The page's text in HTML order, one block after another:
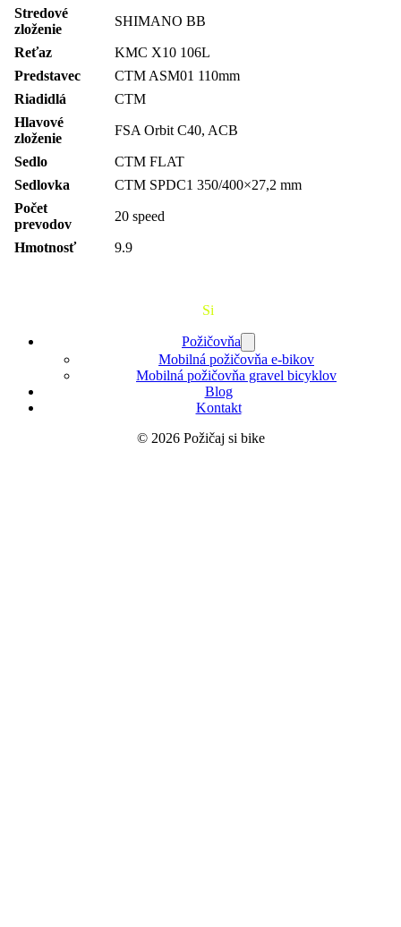
Stredové
zloženie
SHIMANO BB
Reťaz
KMC X10 106L
Predstavec
CTM ASM01 110mm
Riadidlá
CTM
Hlavové
zloženie
FSA Orbit C40, ACB
Sedlo
CTM FLAT
Sedlovka
CTM SPDC1 350/400×27,2 mm
Počet
prevodov
20 speed
Hmotnosť 9.9
Si
Požičovňa
Mobilná požičovňa e-bikov
Mobilná požičovňa gravel bicyklov
Blog
Kontakt
© 2026 Požičaj si bike